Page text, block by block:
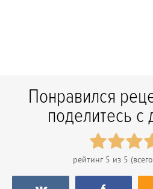
Понравился
поделитесь с
рейтинг 5 из 5 (всего